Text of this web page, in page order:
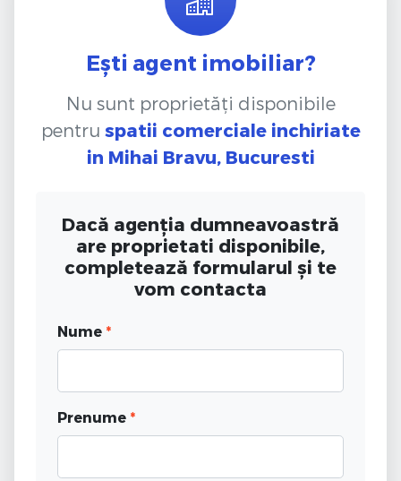
Ești agent imobiliar?
Nu sunt proprietăți disponibile
pentru spatii comerciale inchiriate
in Mihai Bravu, Bucuresti
Dacă agenția dumneavoastră
are proprietati disponibile,
completează formularul și te
vom contacta
Nume *
Prenume *